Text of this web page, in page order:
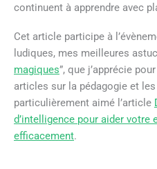
continuent à apprendre avec
Cet article participe à
ludiques, mes meilleures
magiques”, que j’apprécie
articles sur la pédagogie et
particulièrement aimé l’article
d’intelligence pour aider votre
efficacement.